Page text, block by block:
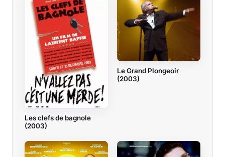
Les clefs de bagnole
(2003)
Le Grand Plongeoir
(2003)